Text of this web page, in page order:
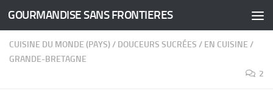
Skip to content
GOURMANDISE SANS FRONTIERES
CUISINE DU MONDE (PAYS)/ DOUCEURS SUCRÉES / EN CUISINE /
GRANDE-BRETAGNE
2